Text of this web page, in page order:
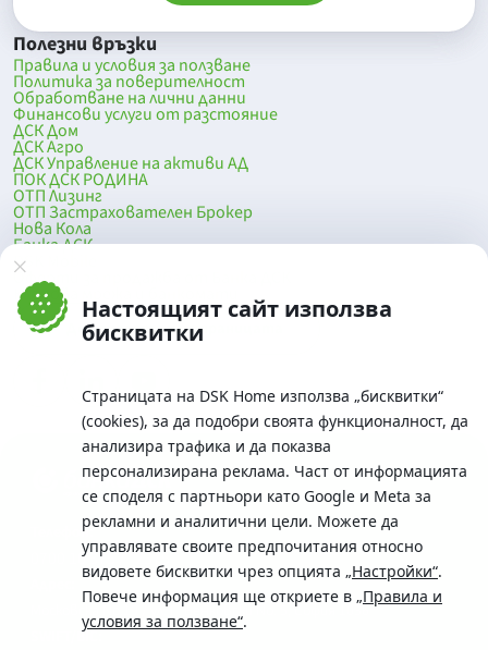
Настоящият сайт използва
бисквитки
Страницата на DSK Home използва „бисквитки“
(cookies), за да подобри своята функционалност, да
анализира трафика и да показва
персонализирана реклама. Част от информацията
се споделя с партньори като Google и Meta за
рекламни и аналитични цели. Можете да
управлявате своите предпочитания относно
видовете бисквитки чрез опцията „Настройки“.
Повече информация ще откриете в „Правила и
условия за ползване“.
Полезни връзки
Правила и условия за ползване
Политика за поверителност
Обработване на лични данни
Финансови услуги от разстояние
ДСК Дом
ДСК Агро
ДСК Управление на активи АД
ПОК ДСК РОДИНА
ОТП Лизинг
ОТП Застрахователен Брокер
Нова Кола
Банка ДСК
DSK Mobile
Оферти за продажба от Банка ДСК
Клонова мрежа и банкомати
До началото на страницата
Телефон:
0700 10 375 / *2375
Московска No.19 / ул. Г. Бенковски No. 5, София 1036
SWIFT/BIC: